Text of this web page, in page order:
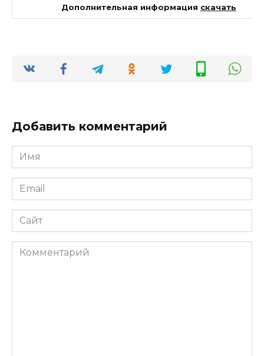
Дополнительная информация скачать
Добавить комментарий
Имя
*
Email
*
Сайт
Комментарий